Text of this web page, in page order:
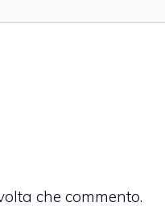
che commento.